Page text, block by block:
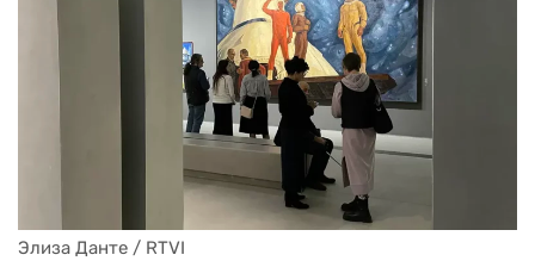
Элиза Данте / RTVI